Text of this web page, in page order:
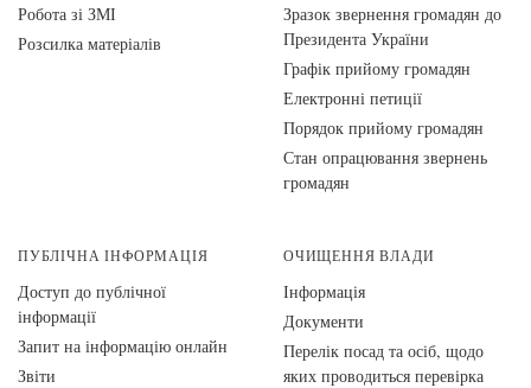
Робота зі ЗМІ
Розсилка матеріалів
Зразок звернення громадян до
Президента України
Графік прийому громадян
Електронні петиції
Порядок прийому громадян
Стан опрацювання звернень
громадян
ПУБЛІЧНА ІНФОРМАЦІЯ
Доступ до публічної
інформації
Запит на інформацію онлайн
Звіти
ОЧИЩЕННЯ ВЛАДИ
Інформація
Документи
Перелік посад та осіб, щодо
яких проводиться перевірка